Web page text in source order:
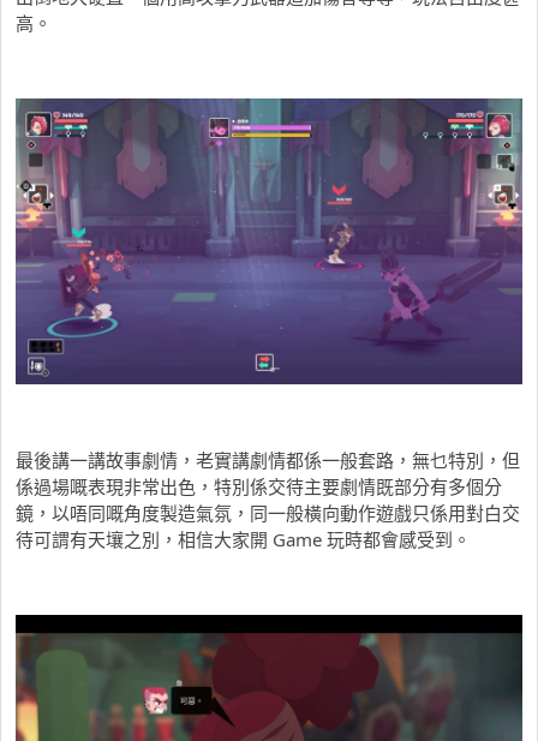
高。
最後講一講故事劇情，老實講劇情都係一般套路，無乜特別，但
係過場嘅表現非常出色，特別係交待主要劇情既部分有多個分
鏡，以唔同嘅角度製造氣氛，同一般橫向動作遊戲只係用對白交
待可謂有天壤之別，相信大家開 Game 玩時都會感受到。